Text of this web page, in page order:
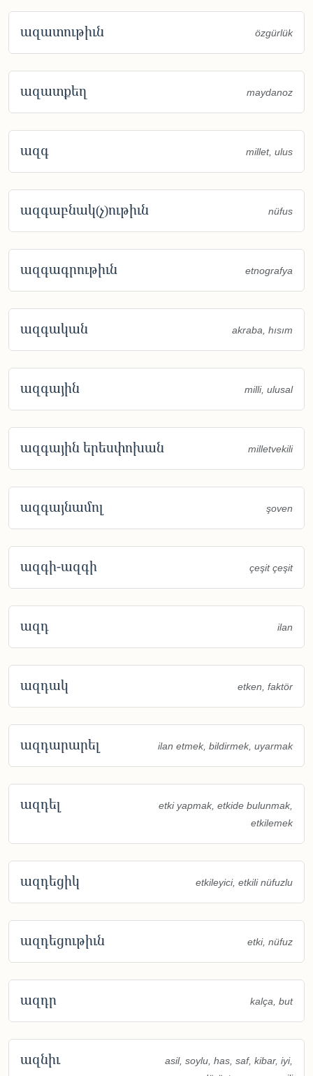
ազատութիւն özgürlük
ազատքեղ maydanoz
ազգ millet, ulus
ազգաբնակ(չ)ութիւն nüfus
ազգագրութիւն etnografya
ազգական akraba, hısım
ազգային milli, ulusal
ազգային երեսփոխան milletvekili
ազգայնամոլ şoven
ազգի-ազգի çeşit çeşit
ազդ ilan
ազդակ etken, faktör
ազդարարել ilan etmek, bildirmek, uyarmak
ազդել
etki yapmak, etkide bulunmak,
etkilemek
ազդեցիկ etkileyici, etkili nüfuzlu
ազդեցութիւն etki, nüfuz
ազդր kalça, but
ազնիւ
asil, soylu, has, saf, kibar, iyi,